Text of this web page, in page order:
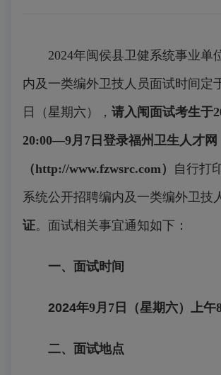
2024年闽侯县卫健系统事业单
内及一类编外卫技人员面试时间定
日（星期六）， 请入闱面试考生于
20:00—9月 7 日登录福州卫生人才网
（http://www.fzwsrc.com） 自行打
系统公开招聘编内及一类编外卫技
证。 面试相关事宜通知如下：
一、面试时间
2024年9月 7 日（星期六）上午
二、面试地点